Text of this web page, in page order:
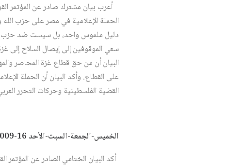
– أعرب بيان مشترك صادر عن المؤتمر
دليل ملموس واحد، بل سيست ضد حزب
سعي الموقوفين إلى إيصال السلاح إلى
البيان أن من حق قطاع غزة المحاصر
على القطاع. وأكد البيان أن الحملة
القضية الفلسطينية وحركات التحرر
الخميس-الجمعة-السبت-الأحد 16-19/4/2009